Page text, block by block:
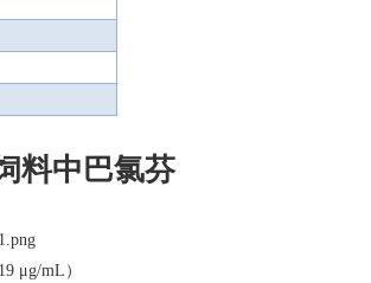
料中巴氯芬
μg/mL ）